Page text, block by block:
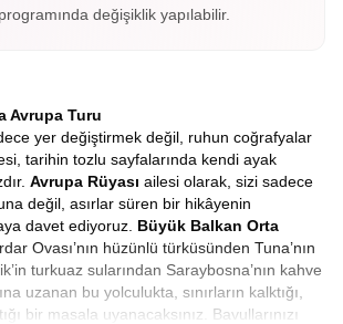
değişiklik yapılabilir.
Avrupa Turu
yer değiştirmek değil, ruhun coğrafyalar
tarihin tozlu sayfalarında kendi ayak
Avrupa Rüyası ailesi olarak, sizi sadece
değil, asırlar süren bir hikâyenin
davet ediyoruz. Büyük Balkan Orta
Ovası’nın hüzünlü türküsünden Tuna’nın
turkuaz sularından Saraybosna’nın kahve
uzanan bu yolculukta, sınırların kalktığı,
bir masala uyanacaksınız. Bavullarınızı